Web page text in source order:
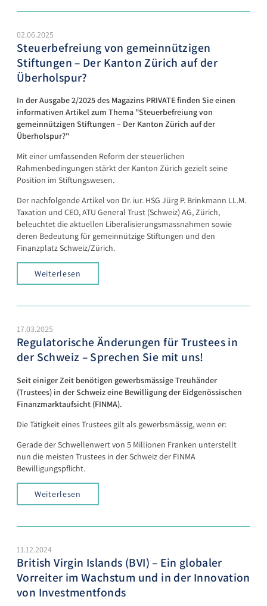
02.06.2025
Steuerbefreiung von gemeinnützigen
Stiftungen – Der Kanton Zürich auf der
Überholspur?
In der Ausgabe 2/2025 des Magazins PRIVATE finden Sie einen
informativen Artikel zum Thema "Steuerbefreiung von
gemeinnützigen Stiftungen – Der Kanton Zürich auf der
Überholspur?"
Mit einer umfassenden Reform der steuerlichen
Rahmenbedingungen stärkt der Kanton Zürich gezielt seine
Position im Stiftungswesen.
Der nachfolgende Artikel von Dr. iur. HSG Jürg P. Brinkmann LL.M.
Taxation und CEO, ATU General Trust (Schweiz) AG, Zürich,
beleuchtet die aktuellen Liberalisierungsmassnahmen sowie
deren Bedeutung für gemeinnützige Stiftungen und den
Finanzplatz Schweiz/Zürich.
Weiterlesen
17.03.2025
Regulatorische Änderungen für Trustees in
der Schweiz – Sprechen Sie mit uns!
Seit einiger Zeit benötigen gewerbsmässige Treuhänder
(Trustees) in der Schweiz eine Bewilligung der Eidgenössischen
Finanzmarktaufsicht (FINMA).
Die Tätigkeit eines Trustees gilt als gewerbsmässig, wenn er:
Gerade der Schwellenwert von 5 Millionen Franken unterstellt
nun die meisten Trustees in der Schweiz der FINMA
Bewilligungspflicht.
Weiterlesen
11.12.2024
British Virgin Islands (BVI) – Ein globaler
Vorreiter im Wachstum und in der Innovation
von Investmentfonds